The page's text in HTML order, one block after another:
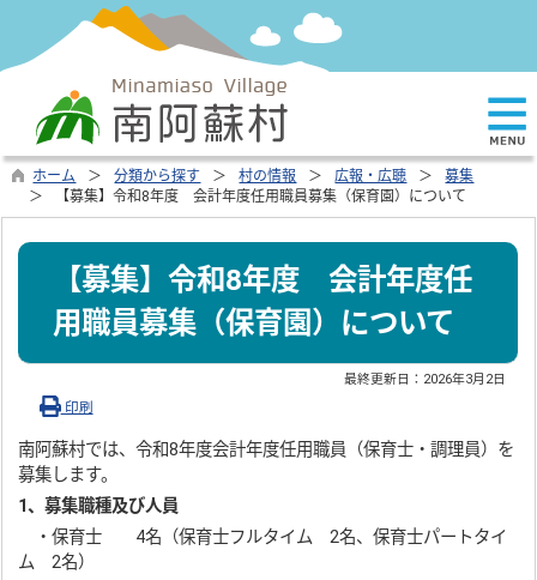
ホーム 分類から探す 村の情報 広報・広聴
募集
【募集】令和8年度 会計年度任用職員募集（保育園）について
【募集】令和8年度 会計年度任
用職員募集（保育園）について
最終更新日： 2026年3月2日
印刷
南阿蘇村では、令和8年度会計年度任用職員（保育士・調理員）を
募集します。
1、募集職種及び人員
・保育士 4名（保育士フルタイム 2名、保育士パートタイ
ム 2名）